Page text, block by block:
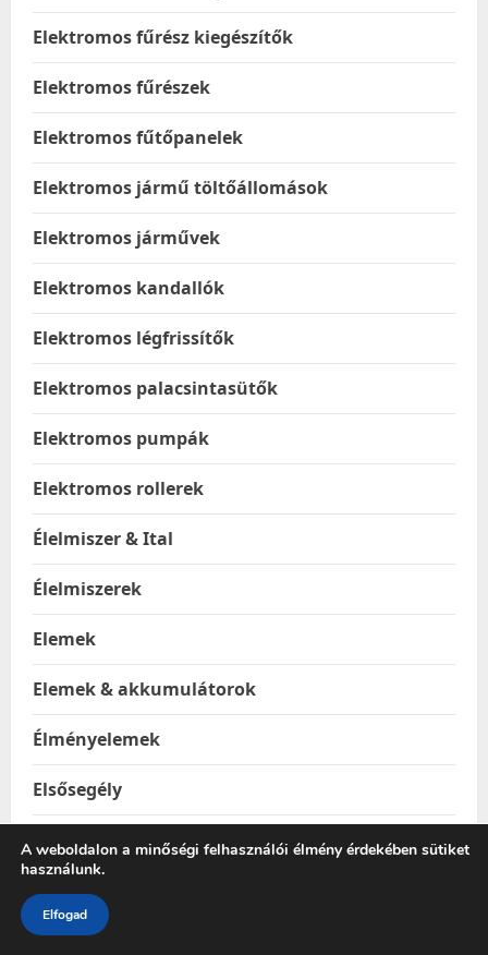
Elektromos fűrész kiegészítők
Elektromos fűrészek
Elektromos fűtőpanelek
Elektromos jármű töltőállomások
Elektromos járművek
Elektromos kandallók
Elektromos légfrissítők
Elektromos palacsintasütők
Elektromos pumpák
Elektromos rollerek
Élelmiszer & Ital
Élelmiszerek
Elemek
Elemek & akkumulátorok
Élményelemek
Elsősegély
Élvefogó állatcsapdák
Emelők
Epilátorok
A weboldalon a minőségi felhasználói élmény érdekében sütiket
használunk.
Elfogad